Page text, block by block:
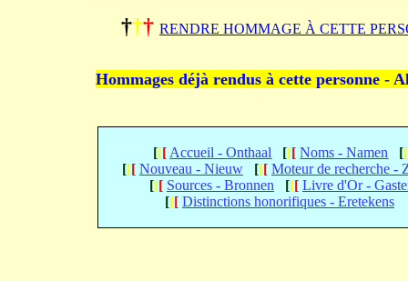
††† RENDRE HOMMAGE À CETTE
Hommages déjà rendus à cette personne -
[[[ Accueil - Onthaal [[[ Noms - Namen [[
[[[ Nouveau - Nieuw [[[ Moteur de recherche -
[[[ Sources - Bronnen [[[ Livre d'Or -
[[[ Distinctions honorifiques - Eretekens